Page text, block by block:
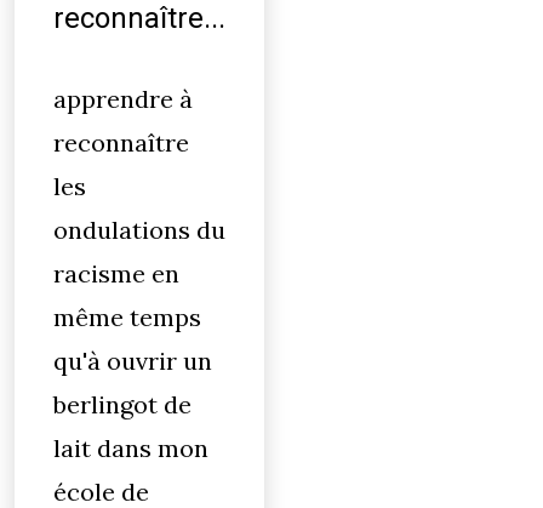
reconnaître...
apprendre à
reconnaître
les
ondulations du
racisme en
même temps
qu'à ouvrir un
berlingot de
lait dans mon
école de